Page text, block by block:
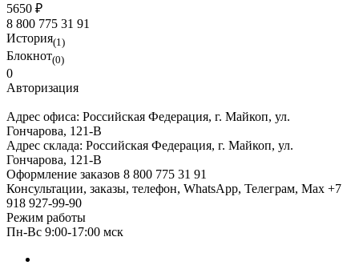
5650 ₽
8 800 775 31 91
История(1)
Блокнот(0)
0
Авторизация
Адрес офиса: Российская Федерация, г. Майкоп, ул.
Гончарова, 121-В
Адрес склада: Российская Федерация, г. Майкоп, ул.
Гончарова, 121-В
Оформление заказов 8 800 775 31 91
Консультации, заказы, телефон, WhatsApp, Телеграм, Мах +7
918 927-99-90
Режим работы
Пн-Вс 9:00-17:00 мск